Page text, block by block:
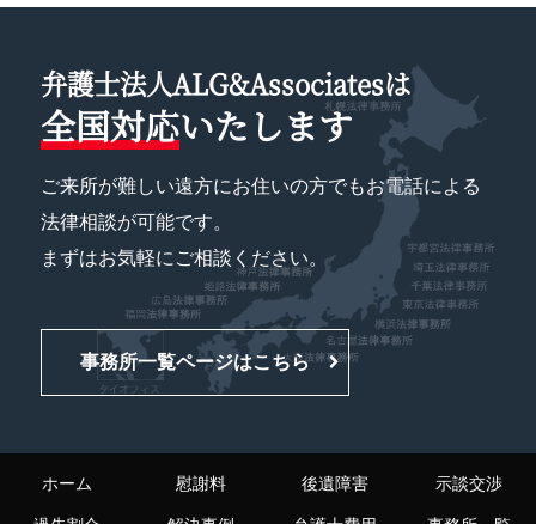
弁護士法人ALG&Associatesは
全国対応いたします
ご来所が難しい遠方にお住いの方でもお電話による
法律相談が可能です。
まずはお気軽にご相談ください。
事務所一覧ページはこちら
ホーム 慰謝料 後遺障害 示談交渉